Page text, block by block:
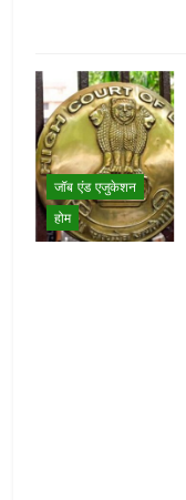
जॉब एंड एजुकेशन
होम